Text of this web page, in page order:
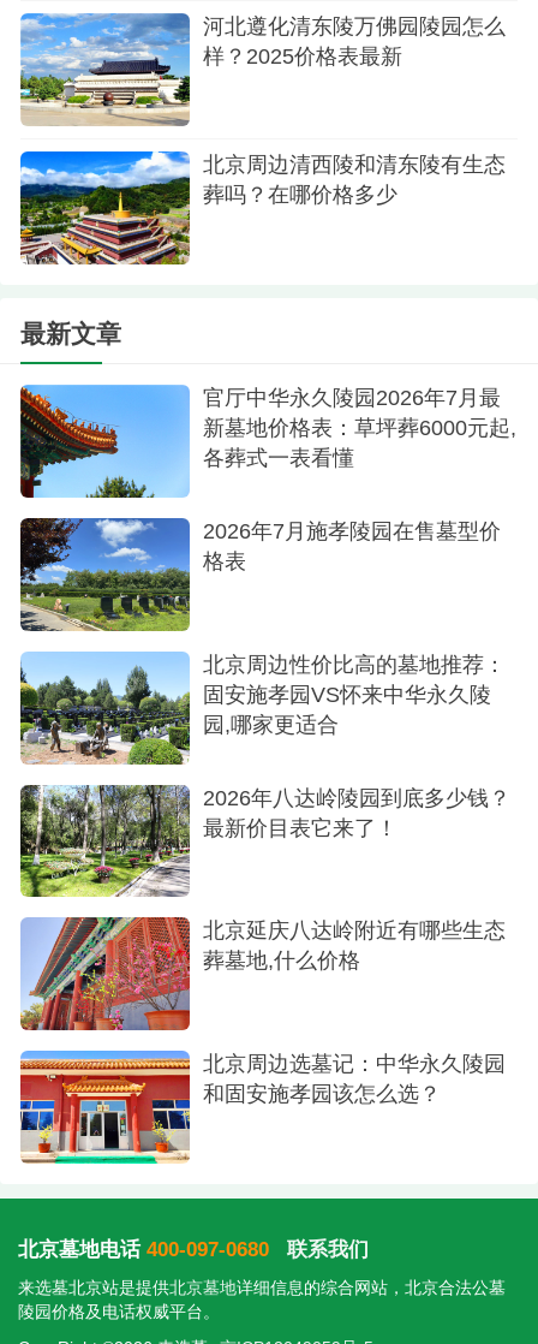
0970680
河北遵化清东陵万佛园陵园怎么
样？2025价格表最新
北京周边清西陵和清东陵有生态
葬吗？在哪价格多少
最新文章
官厅中华永久陵园2026年7月最
新墓地价格表：草坪葬6000元起,
各葬式一表看懂
2026年7月施孝陵园在售墓型价
格表
北京周边性价比高的墓地推荐：
固安施孝园VS怀来中华永久陵
园,哪家更适合
2026年八达岭陵园到底多少钱？
最新价目表它来了！
北京延庆八达岭附近有哪些生态
葬墓地,什么价格
北京周边选墓记：中华永久陵园
和固安施孝园该怎么选？
北京墓地电话 400-097-0680 联系我们
来选墓北京站是提供北京墓地详细信息的综合网站，北京合法公墓
陵园价格及电话权威平台。